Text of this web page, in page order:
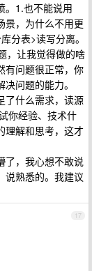
。1.也不能说用
景，为什么不用更
分表>读写分离。
，让我觉得做的啥
有问题很正常，你
问题的能力。
了什么需求，读源
你经验、技术什
理解和思考，这才
了，我心想不敢说
说熟悉的。我建议
17